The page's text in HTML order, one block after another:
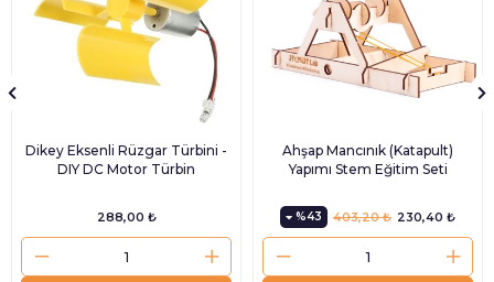
Dikey Eksenli Rüzgar Türbini -
DIY DC Motor Türbin
288,00 ₺
Ahşap Mancınık (Katapult)
Yapımı Stem Eğitim Seti
%43 230,40 ₺
403,20 ₺